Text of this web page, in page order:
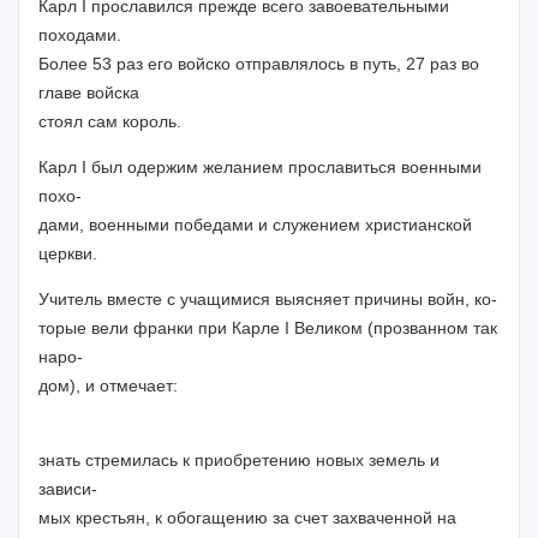
Карл I прославился прежде всего завоевательными
походами.
Более 53 раз его войско отправлялось в путь, 27 раз во
главе войска
стоял сам король.
Карл I был одержим желанием прославиться военными
похо-
дами, военными победами и служением христианской
церкви.
Учитель вместе с учащимися выясняет причины войн, ко-
торые вели франки при Карле I Великом (прозванном так
наро-
дом), и отмечает:
знать стремилась к приобретению новых земель и
зависи-
мых крестьян, к обогащению за счет захваченной на